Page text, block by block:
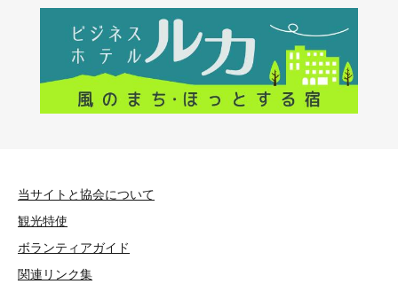
当サイトと協会について
観光特使
ボランティアガイド
関連リンク集